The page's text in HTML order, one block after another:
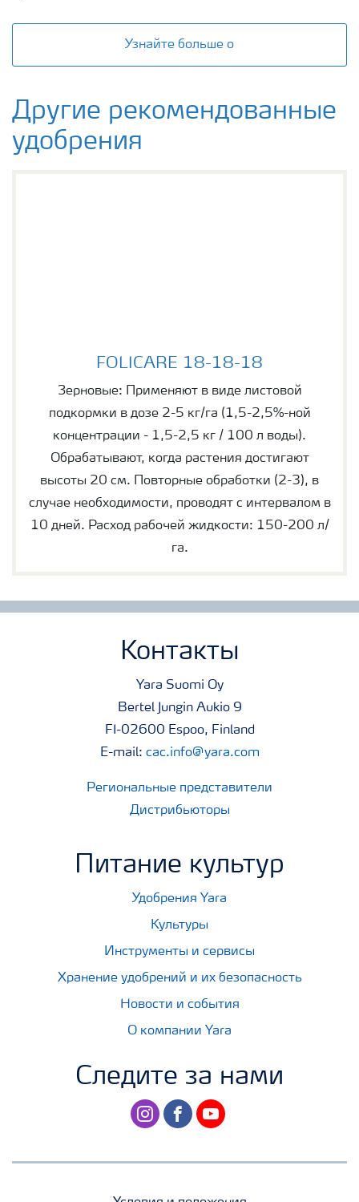
Узнайте больше о
Другие рекомендованные
удобрения
FOLICARE 18-18-18
Зерновые: Применяют в виде листовой
подкормки в дозе 2-5 кг/га (1,5-2,5%-ной
концентрации - 1,5-2,5 кг / 100 л воды).
Обрабатывают, когда растения достигают
высоты 20 см. Повторные обработки (2-3), в
случае необходимости, проводят с интервалом в
10 дней. Расход рабочей жидкости: 150-200 л/
га.
Контакты
Yara Suomi Oy
Bertel Jungin Aukio 9
FI-02600 Espoo, Finland
E-mail: cac.info@yara.com
Региональные представители
Дистрибьюторы
Питание культур
Удобрения Yara
Культуры
Инструменты и сервисы
Хранение удобрений и их безопасность
Новости и события
О компании Yara
Следите за нами
instagramfacebookyoutube